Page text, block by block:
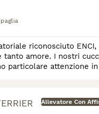
ENCI, nato dalla
tanto amore. I nostri
Allevatore Con